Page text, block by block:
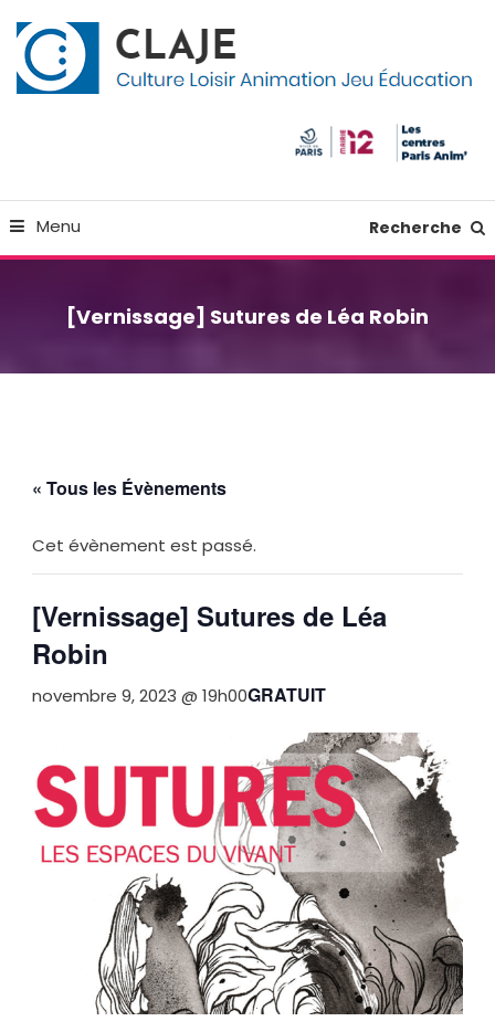
To
Content
Menu Recherche
[Vernissage] Sutures de Léa Robin
« Tous les Évènements
Cet évènement est passé.
[Vernissage] Sutures de Léa
Robin
novembre 9, 2023 @ 19h00GRATUIT